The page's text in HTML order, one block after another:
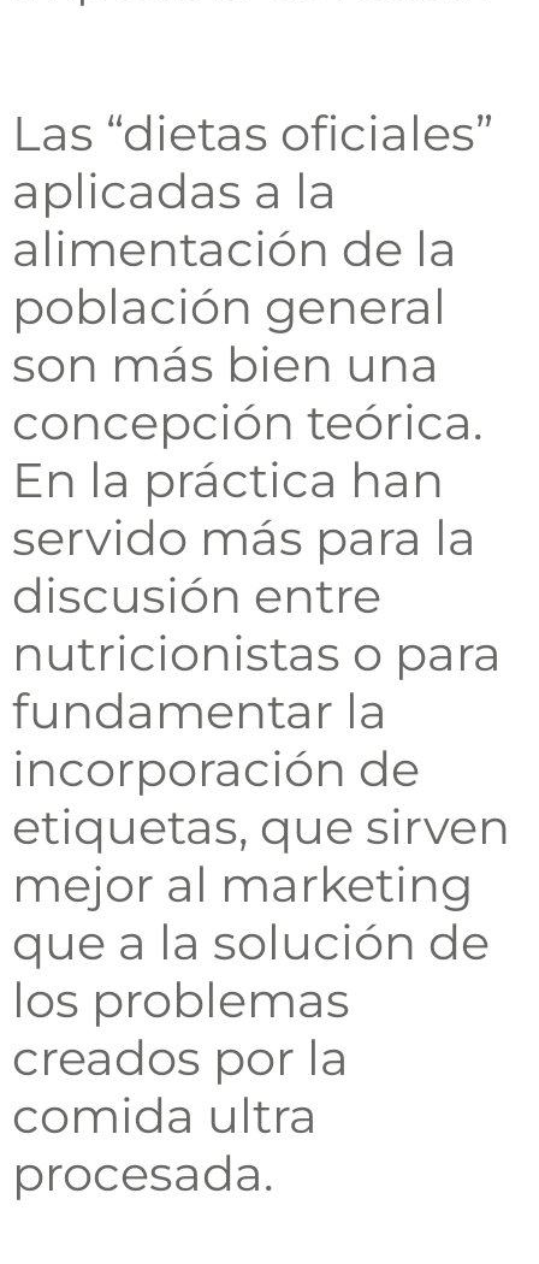
Las “dietas oficiales”
aplicadas a la
alimentación de la
población general
son más bien una
concepción teórica.
En la práctica han
servido más para la
discusión entre
nutricionistas o para
fundamentar la
incorporación de
etiquetas, que sirven
mejor al marketing
que a la solución de
los problemas
creados por la
comida ultra
procesada.